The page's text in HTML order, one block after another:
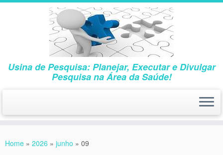
Usina de Pesquisa: Planejar, Executar e Divulgar
Pesquisa na Área da Saúde!
Home » 2026 » junho » 09